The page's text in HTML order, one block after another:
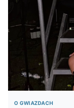
O GWIAZDACH